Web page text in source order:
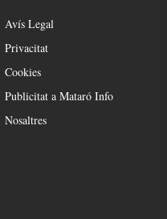
Avís Legal
Privacitat
Cookies
Publicitat a Mataró Info
Nosaltres